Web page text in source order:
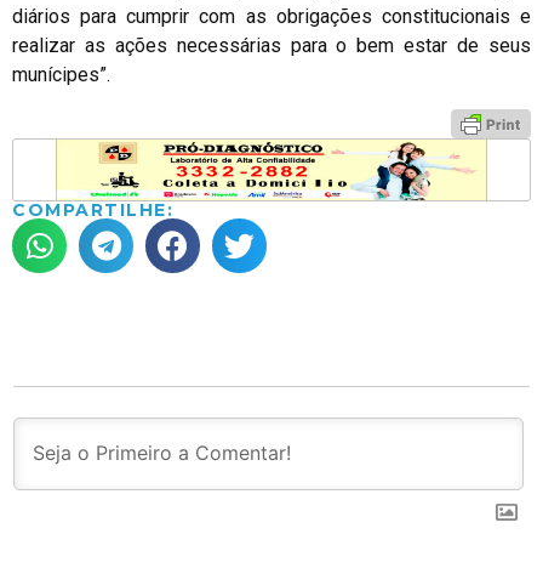
diários para cumprir com as obrigações constitucionais e
realizar as ações necessárias para o bem estar de seus
munícipes”.
COMPARTILHE: